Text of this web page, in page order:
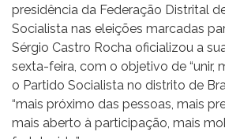
presidência da Federação Distrital
Socialista nas eleições marcadas
Sérgio Castro Rocha oficializou a
sexta-feira, com o objetivo de “unir,
o Partido Socialista no distrito de
“mais próximo das pessoas, mais
mais aberto à participação, mais